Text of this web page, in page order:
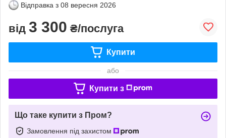
Відправка з 08 вересня 2026
від 3 300 ₴/послуга
Купити
або
Купити з
Що таке купити з Пром?
Замовлення під захистом